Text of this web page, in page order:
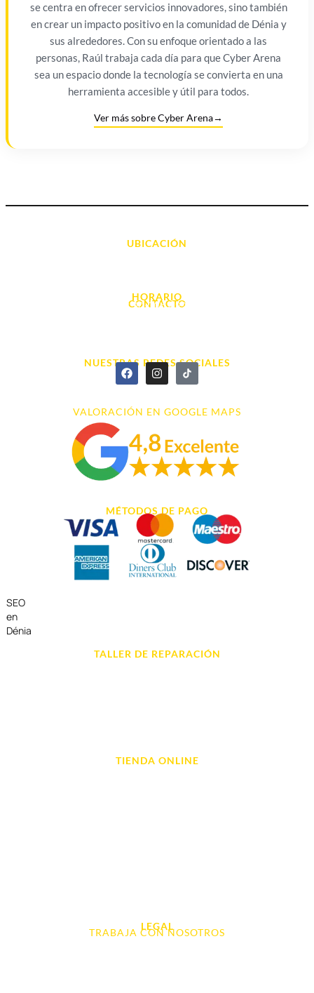
se centra en ofrecer servicios innovadores, sino también
en crear un impacto positivo en la comunidad de Dénia y
sus alrededores. Con su enfoque orientado a las
personas, Raúl trabaja cada día para que Cyber Arena
sea un espacio donde la tecnología se convierta en una
herramienta accesible y útil para todos.
Ver más sobre Cyber Arena→
UBICACIÓN
HORARIO
L. - S. 10:00h a 22:00h
CONTACTO
NUESTRAS REDES SOCIALES
VALORACIÓN EN GOOGLE MAPS
MÉTODOS DE PAGO
SEO
en
Dénia
TALLER DE REPARACIÓN
TIENDA ONLINE
LEGAL
TRABAJA CON NOSOTROS